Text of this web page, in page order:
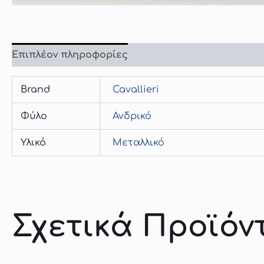
Επιπλέον πληροφορίες
Brand Cavallieri
Φύλο Ανδρικό
Υλικό Μεταλλικό
Σχετικά